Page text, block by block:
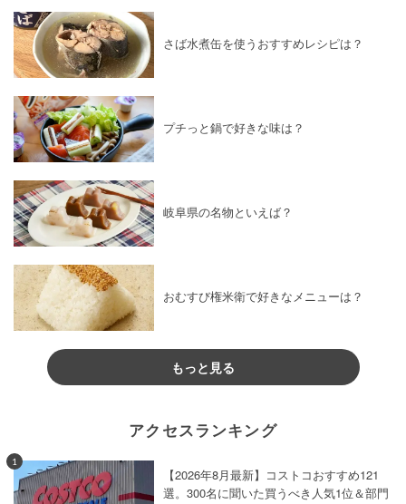
さば水煮缶を使うおすすめレシピは？
プチっと鍋で好きな味は？
岐阜県の名物といえば？
おむすび権米衛で好きなメニューは？
もっと見る
アクセスランキング
1
【2026年8月最新】コストコおすすめ121
選。300名に聞いた買うべき人気1位＆部門